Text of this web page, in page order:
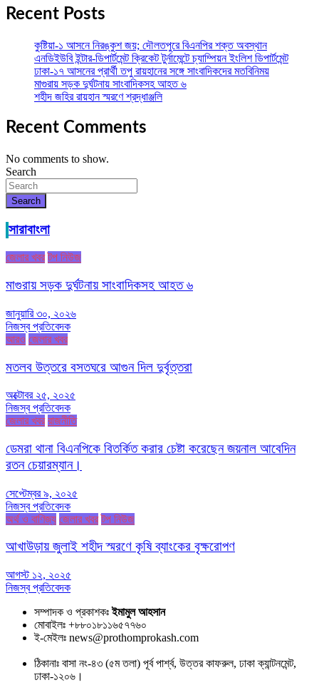
Recent Posts
কুষ্টিয়া-১ আসনে নিরঙ্কুশ জয়; দৌলতপুরে বিএনপির শক্ত অবস্থান
এনডিইউবি ইন্টার-ডিপার্টমেন্ট ক্রিকেট টুর্নামেন্টে চ্যাম্পিয়ন ইংলিশ ডিপার্টমেন্ট
ঢাকা-১৭ আসনের প্রার্থী তপু রায়হানের সঙ্গে সাংবাদিকদের মতবিনিময়
মাগুরায় সড়ক দুর্ঘটনায় সাংবাদিকসহ আহত ৬
শহীদ জহির রায়হান স্মরণে শ্রদ্ধাঞ্জলি
Recent Comments
No comments to show.
Search
Search
সারাবাংলা
জেলার খবর টপ নিউজ
মাগুরায় সড়ক দুর্ঘটনায় সাংবাদিকসহ আহত ৬
জানুয়ারি ৩০, ২০২৬
নিজস্ব প্রতিবেদক
আরও জেলার খবর
মতলব উত্তরে বসতঘরে আগুন দিল দুর্বৃত্তরা
অক্টোবর ২৫, ২০২৫
নিজস্ব প্রতিবেদক
জেলার খবর রাজনীতি
ডেমরা থানা বিএনপিকে বিতর্কিত করার চেষ্টা করেছেন জয়নাল আবেদিন
রতন চেয়ারম্যান।
সেপ্টেম্বর ৯, ২০২৫
নিজস্ব প্রতিবেদক
অর্থ ও বাণিজ্য জেলার খবর টপ নিউজ
আখাউড়ায় জুলাই শহীদ স্মরণে কৃষি ব্যাংকের বৃক্ষরোপণ
আগস্ট ১২, ২০২৫
নিজস্ব প্রতিবেদক
সম্পাদক ও প্রকাশকঃইমামুল আহসান
মোবাইলঃ +৮৮০১৮১১৬৫৭৭৬০
ই-মেইলঃ news@prothomprokash.com
ঠিকানাঃ বাসা নং-৪৩ (৫ম তলা) পূর্ব পার্শ্ব, উত্তর কাফরুল, ঢাকা ক্যান্টনমেন্ট,
ঢাকা-১২০৬।